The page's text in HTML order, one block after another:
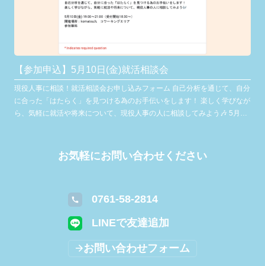
【参加申込】5月10日(金)就活相談会
現役人事に相談！就活相談会お申し込みフォーム 自己分析を通じて、自分
に合った「はたらく」を見つける為のお手伝いをします！ 楽しく学びなが
ら、気軽に就活や将来について、現役人事の人に相談してみよう🎶 5月10
お気軽にお問い合わせください
0761-58-2814
LINEで友達追加
お問い合わせフォーム